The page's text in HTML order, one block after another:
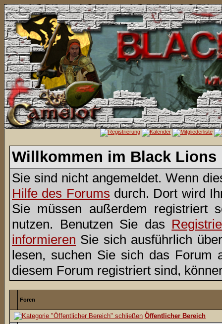
Willkommen im Black Lions
Sie sind nicht angemeldet. Wenn
Hilfe des Forums durch. Dort wird
Sie müssen außerdem registriert
nutzen. Benutzen Sie das
informieren Sie sich ausführlich
lesen, suchen Sie sich das Forum
diesem Forum registriert sind,
Foren
Öffentlicher Bereich